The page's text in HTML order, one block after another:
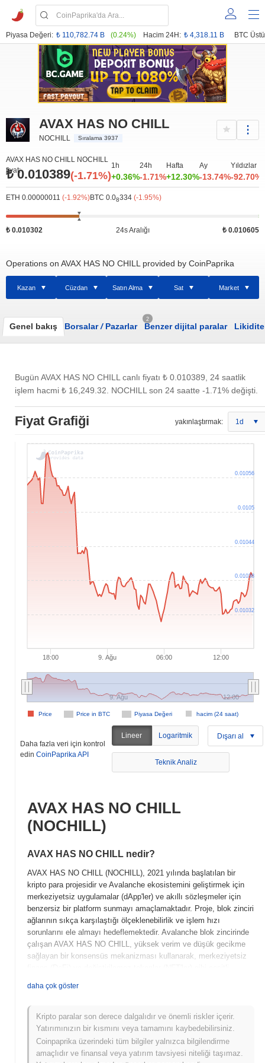
Piyasa Değeri: ₺ 110,782.74 B (0.24%) Hacim 24H: ₺ 4,318.11 B BTC
AVAX HAS NO CHILL
NOCHILL Sıralama 3937
AVAX HAS NO CHILL NOCHILL
fiyat:
₺ 0.010389(-1.71%)
1h
+0.36%
24h
-1.71%
Hafta
+12.30%
Ay
-13.74%
Yıldızlar
-92.70%
ETH 0.00000011 (-1.92%)BTC 0.08334 (-1.95%)
₺ 0.010302 24s Aralığı ₺ 0.010605
Operations on AVAX HAS NO CHILL provided by CoinPaprika
Kazan Cüzdan Satın Alma Sat Market
Genel bakış Borsalar/Pazarlar
2
Benzer dijital paralar Likidite
Bugün AVAX HAS NO CHILL canlı fiyatı ₺ 0.010389 , 24 saatlik
işlem hacmi ₺ 16,249.32 . NOCHILL son 24 saatte -1.71% değişti.
Fiyat Grafiği yakınlaştırmak: 1d
18:00 9. Ağu 06:00 12:00
Price in BTC Piyasa Değeri hacim (24 saat)
Price
9. Ağu 12:00
0.01032
0.01038
0.01044
0.0105
0.01056
Daha fazla veri için kontrol
edin CoinPaprika API
Lineer Logaritmik Dışarı al
Teknik Analiz
AVAX HAS NO CHILL
(NOCHILL)
AVAX HAS NO CHILL nedir?
AVAX HAS NO CHILL (NOCHILL), 2021 yılında başlatılan bir
kripto para projesidir ve Avalanche ekosistemini geliştirmek için
merkeziyetsiz uygulamalar (dApp'ler) ve akıllı sözleşmeler için
benzersiz bir platform sunmayı amaçlamaktadır. Proje, blok zinciri
ağlarının sıkça karşılaştığı ölçeklenebilirlik ve işlem hızı
sorunlarını ele almayı hedeflemektedir. Avalanche blok zincirinde
çalışan AVAX HAS NO CHILL, yüksek verim ve düşük gecikme
sağlayan bir konsensüs mekanizması kullanarak, merkeziyetsiz
ekosistem içinde işlem ücretleri, staking ve yönetişim gibi çeşitli
amaçlar için kullanılmakta, sahiplerine projenin gelişimi ile ilgili
karar alma süreçlerine katılma imkanı sunmaktadır. AVAX HAS
NO CHILL, topluluk katılımına ve kullanıcı deneyimini artıran
yenilikçi özelliklere odaklanmasıyla öne çıkmakta ve hızla gelişen
blok zinciri alanında önemli bir oyuncu olarak konumlanmaktadır.
daha çok göster
Kripto paralar son derece dalgalıdır ve önemli riskler içerir.
Yatırımınızın bir kısmını veya tamamını kaybedebilirsiniz.
Coinpaprika üzerindeki tüm bilgiler yalnızca bilgilendirme
amaçlıdır ve finansal veya yatırım tavsiyesi niteliği taşımaz.